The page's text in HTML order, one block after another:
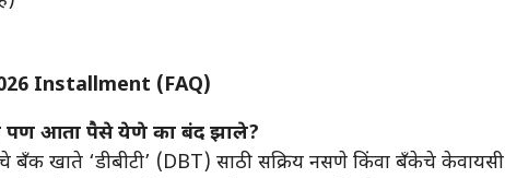
Installment (FAQ)
पण आता पैसे येणे का बंद झाले?
खाते ‘डीबीटी’ (DBT) साठी सक्रिय नसणे किंवा बँकेचे केवायसी